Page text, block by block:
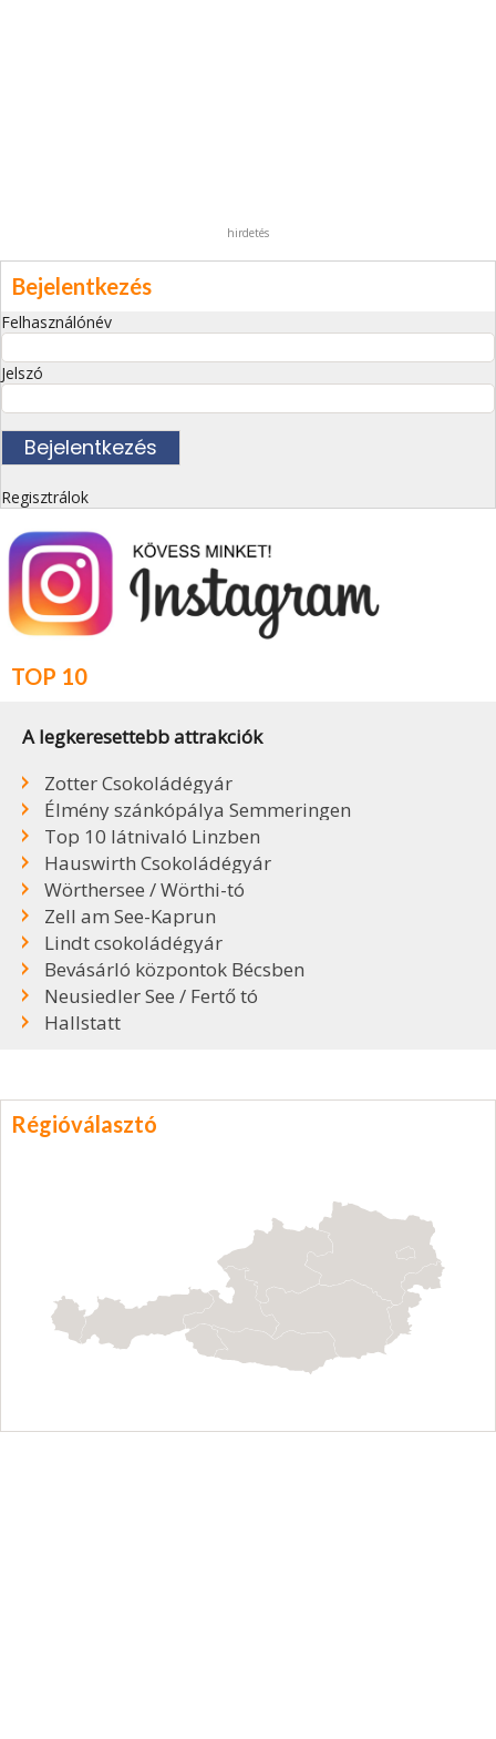
hirdetés
Bejelentkezés
Felhasználónév
Jelszó
Regisztrálok
TOP 10
A legkeresettebb attrakciók
Zotter Csokoládégyár
Élmény szánkópálya Semmeringen
Top 10 látnivaló Linzben
Hauswirth Csokoládégyár
Wörthersee / Wörthi-tó
Zell am See-Kaprun
Lindt csokoládégyár
Bevásárló központok Bécsben
Neusiedler See / Fertő tó
Hallstatt
Régióválasztó